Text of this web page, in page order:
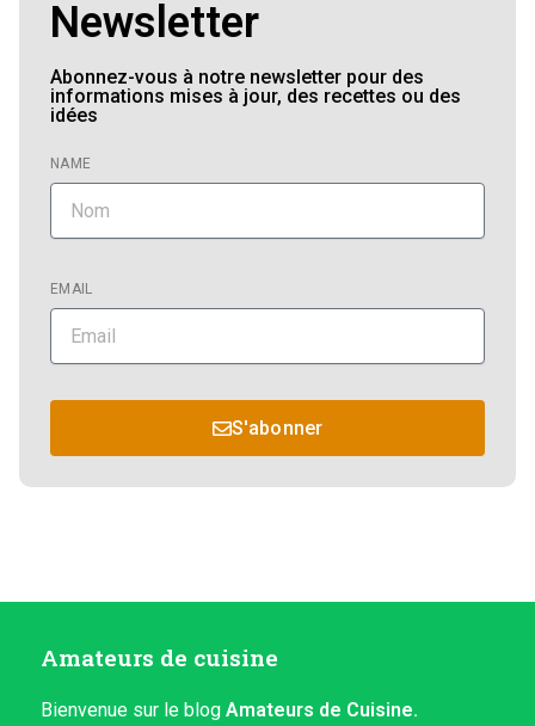
Newsletter
Abonnez-vous à notre newsletter pour des
informations mises à jour, des recettes ou des
idées
NAME
EMAIL
S'abonner
Amateurs de cuisine
Bienvenue sur le blog Amateurs de Cuisine.